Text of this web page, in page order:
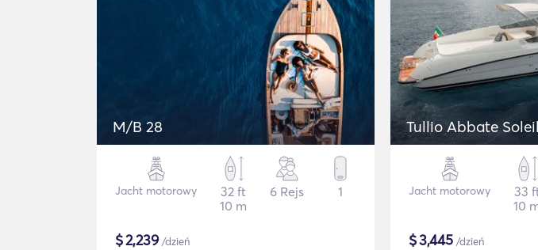
M/B 28
Jacht motorowy
32 ft
10 m
6 Rejs 1
$2,239/dzień
Tullio Abbate
Jacht motorowy
33
10
$3,445 /dzień